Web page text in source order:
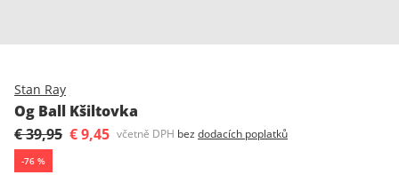
Stan Ray
Og Ball Kšiltovka
€ 39,95 € 9,45 včetně DPH bez dodacích poplatků
-76 %